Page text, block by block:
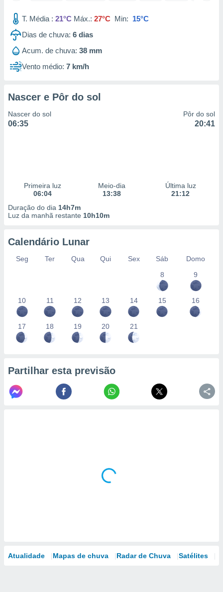
utilizar
criar
medir
da
medir o
fontes,
e melhorar
dados
estudos
T. Média : 21°C Máx.: 27°C Min: 15°C
Dias de chuva: 6 dias
Acum. de chuva: 38 mm
Vento médio: 7 km/h
Nascer e Pôr do sol
Nascer do sol
06:35
Pôr do sol
20:41
Primeira luz
06:04
Meio-dia
13:38
Última luz
21:12
Duração do dia 14h7m
Luz da manhã restante 10h10m
Calendário Lunar
Seg Ter Qua Qui Sex Sáb
Domo
8
9
10 11 12 13 14 15 16
17 18 19 20 21
Partilhar esta previsão
Atualidade Mapas de chuva Radar de Chuva Satélites